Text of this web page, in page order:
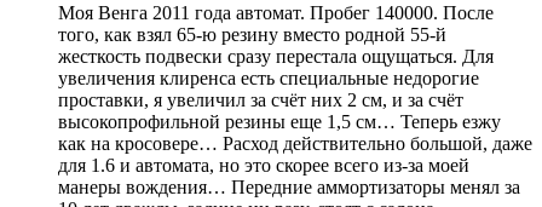
Моя Венга 2011 года автомат. Пробег 140000. После
того, как взял 65-ю резину вместо родной 55-й
жесткость подвески сразу перестала ощущаться. Для
увеличения клиренса есть специальные недорогие
проставки, я увеличил за счёт них 2 см, и за счёт
высокопрофильной резины еще 1,5 см… Теперь езжу
как на кросовере… Расход действительно большой, даже
для 1.6 и автомата, но это скорее всего из-за моей
манеры вождения… Передние аммортизаторы менял за